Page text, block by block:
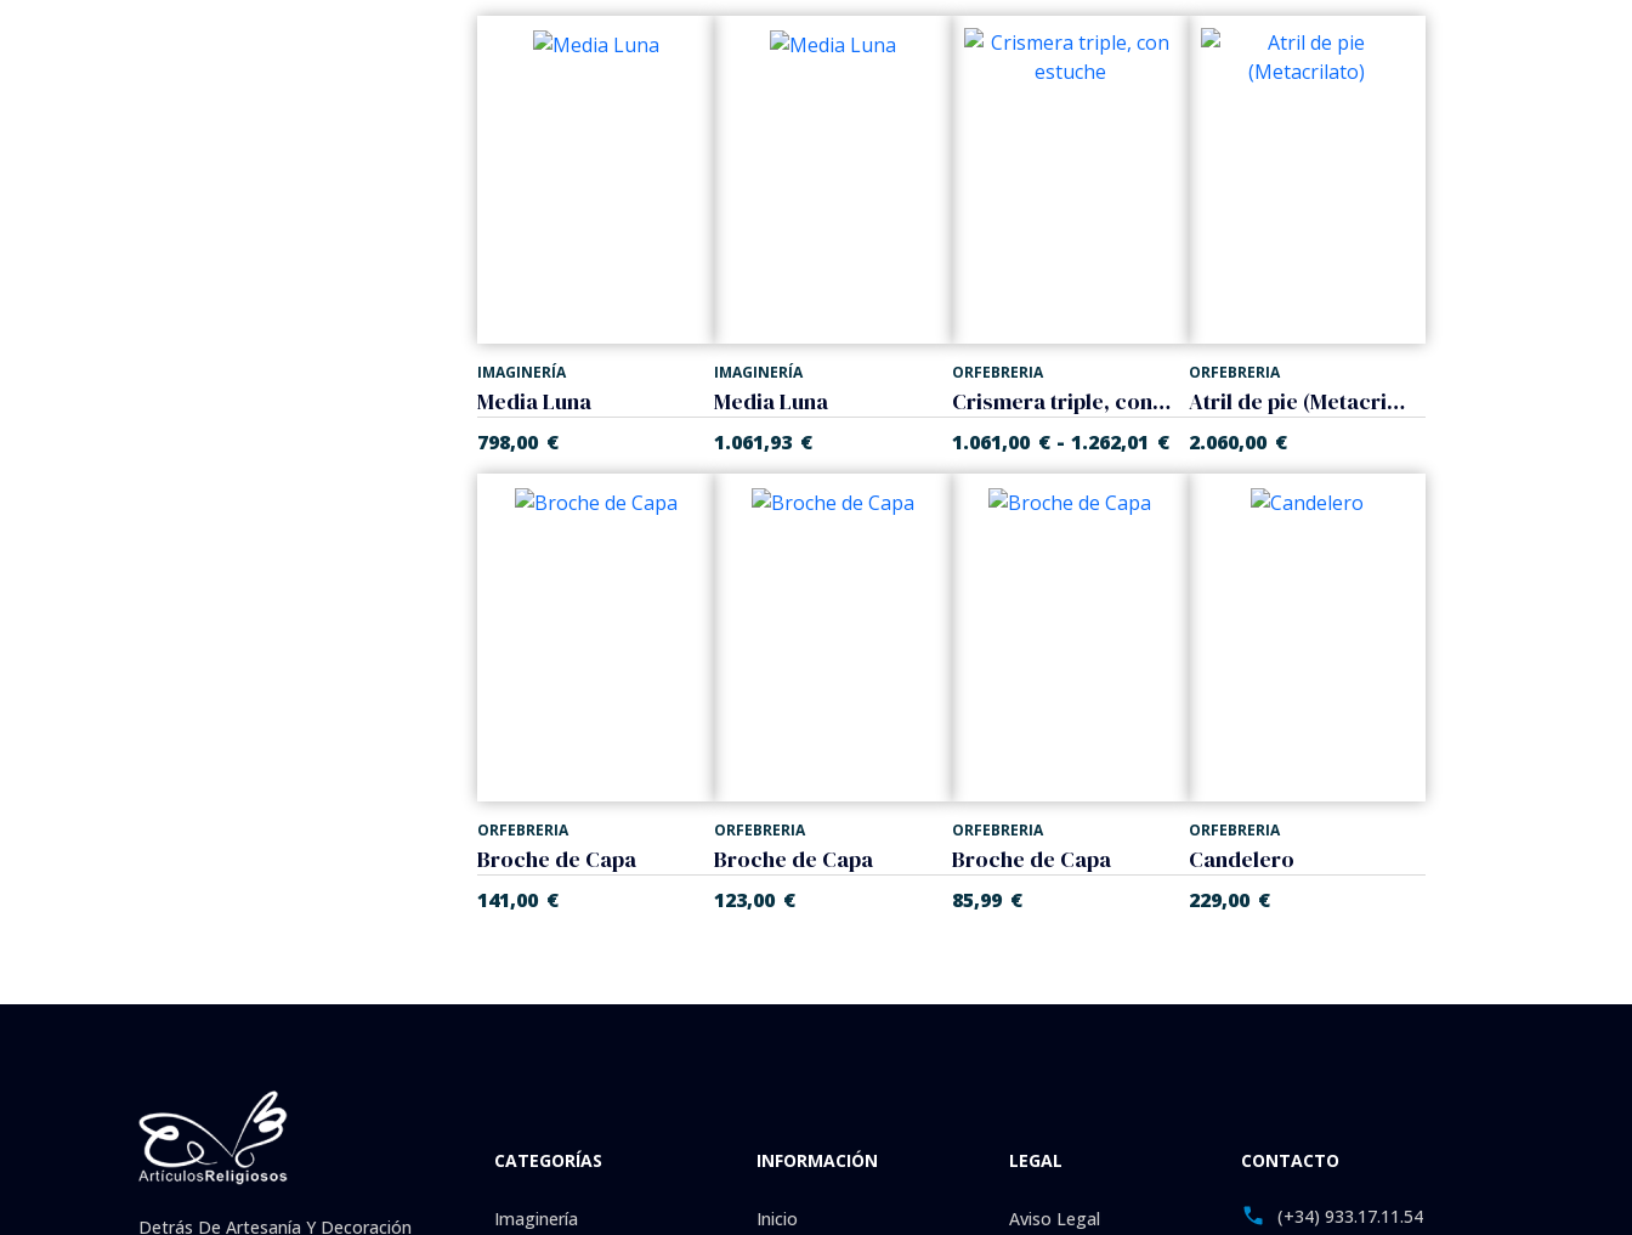
IMAGINERÍA
Media Luna
798,00 €
IMAGINERÍA
Media Luna
1.061,93 €
ORFEBRERIA
Crismera triple, con estuche
1.061,00 €- 1.262,01 €
ORFEBRERIA
Atril de pie (Metacrilato)
2.060,00 €
ORFEBRERIA
Broche de Capa
141,00 €
ORFEBRERIA
Broche de Capa
123,00 €
ORFEBRERIA
Broche de Capa
85,99 €
ORFEBRERIA
Candelero
229,00 €
Detrás De Artesanía Y Decoración
CATEGORÍAS
Imaginería
INFORMACIÓN
Inicio
LEGAL
Aviso Legal
CONTACTO
(+34) 933.17.11.54